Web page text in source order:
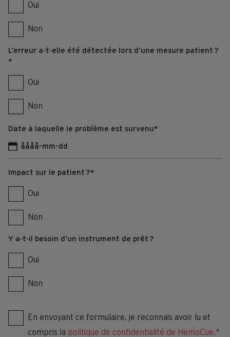
Oui
Non
L’erreur a‑t‑elle été détectée lors d’une mesure patient ?
*
Oui
Non
Date à laquelle le problème est survenu*
AAAA
–
–
Impact sur le patient ?*
Oui
Non
Y a‑t‑il besoin d’un instrument de prêt ?
Oui
Non
En envoyant ce formulaire, je reconnais avoir lu et
compris la politique de confidentialité de HemoCue.*